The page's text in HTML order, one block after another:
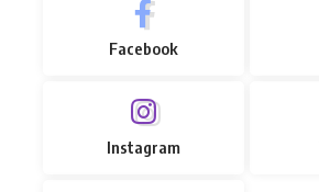
Facebook
Instagram